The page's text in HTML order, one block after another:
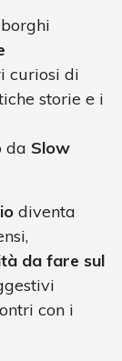
curiosi di
storie e i
da Slow
diventa
da fare sul
con i